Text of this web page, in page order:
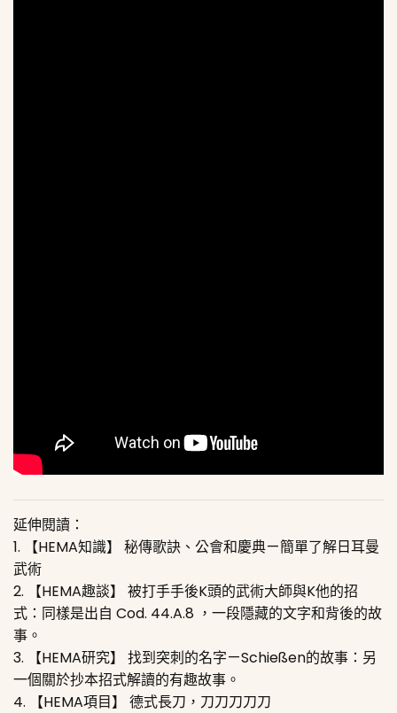
延伸閱讀：
1.
【HEMA知識】 秘傳歌訣、公會和慶典 — 簡單了解日耳曼
武術
2.
【HEMA趣談】 被打手手後K頭的武術大師與K他的招
式 ：同樣是出自 Cod. 44.A.8 ，一段隱藏的文字和背後的故
事。
3.
【HEMA研究】 找到突刺的名字 — Schießen的故事 ：另
一個關於抄本招式解讀的有趣故事。
4.
【HEMA項目】 德式長刀，刀刀刀刀刀